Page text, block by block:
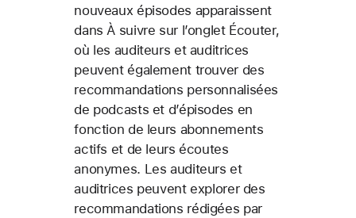
nouveaux épisodes apparaissent
dans À suivre sur l’onglet Écouter,
où les auditeurs et auditrices
peuvent également trouver des
recommandations personnalisées
de podcasts et d’épisodes en
fonction de leurs abonnements
actifs et de leurs écoutes
anonymes. Les auditeurs et
auditrices peuvent explorer des
recommandations rédigées par